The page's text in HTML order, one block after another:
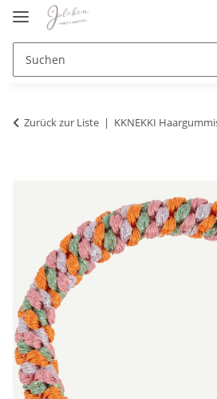
Zurück zur Liste KKNEKKI